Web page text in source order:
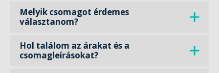
Melyik csomagot érdemes
választanom?
Hol találom az árakat és a
csomagleírásokat?